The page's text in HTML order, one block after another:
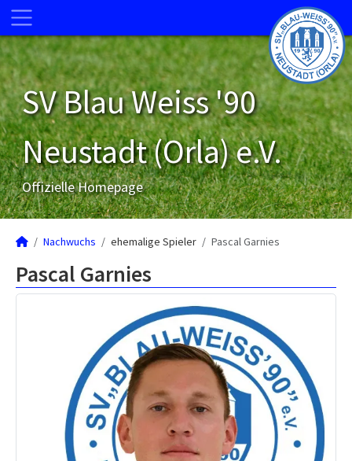
SV Blau Weiss '90
Neustadt (Orla) e.V.
Offizielle Homepage
Nachwuchs ehemalige Spieler Pascal Garnies
Pascal Garnies